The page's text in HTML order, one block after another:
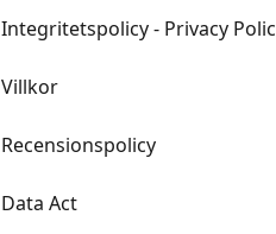
Integritetspolicy - Privacy
Villkor
Recensionspolicy
Data Act